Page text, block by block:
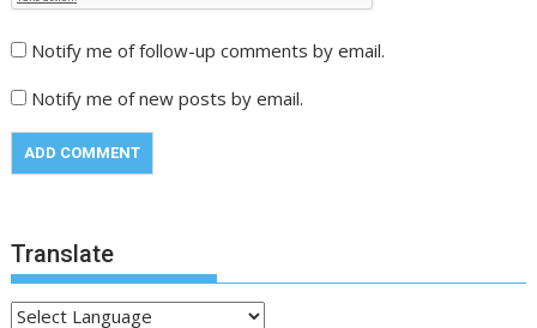
Notify me of follow-up comments by email.
Notify me of new posts by email.
Translate